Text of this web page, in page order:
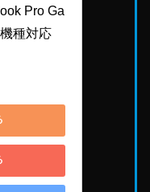
Pro Ga
種対応